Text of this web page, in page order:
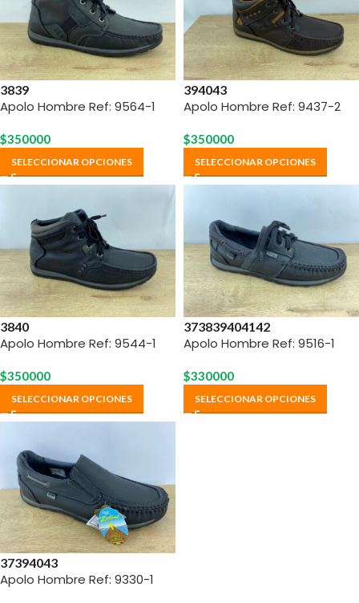
3839
Apolo Hombre Ref: 9564-1
$350000
SELECCIONAR OPCIONES
394043
Apolo Hombre Ref: 9437-2
$350000
SELECCIONAR OPCIONES
3840
Apolo Hombre Ref: 9544-1
$350000
SELECCIONAR OPCIONES
373839404142
Apolo Hombre Ref: 9516-1
$330000
SELECCIONAR OPCIONES
37394043
Apolo Hombre Ref: 9330-1